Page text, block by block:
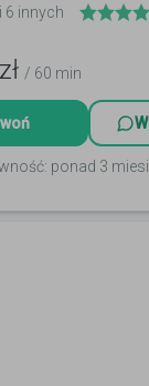
6 innych
zł / 60 min
ponad 3